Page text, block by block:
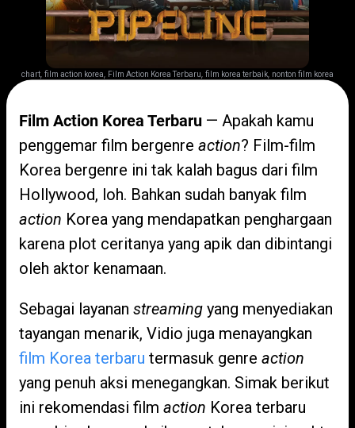
chart, film action korea, Film Action Korea Terbaru, film korea terbaik, nonton film korea
Film Action Korea Terbaru — Apakah kamu
penggemar film bergenre action? Film-film
Korea bergenre ini tak kalah bagus dari film
Hollywood, loh. Bahkan sudah banyak film
action Korea yang mendapatkan penghargaan
karena plot ceritanya yang apik dan dibintangi
oleh aktor kenamaan.
Sebagai layanan streaming yang menyediakan
tayangan menarik, Vidio juga menayangkan
film Korea terbaru termasuk genre action
yang penuh aksi menegangkan. Simak berikut
ini rekomendasi film action Korea terbaru